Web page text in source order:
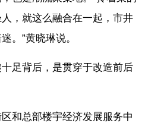
，就这么融合在一起，市井
。”黄晓琳说。
足背后，是贯穿于改造前后
和总部楼宇经济发展服务中